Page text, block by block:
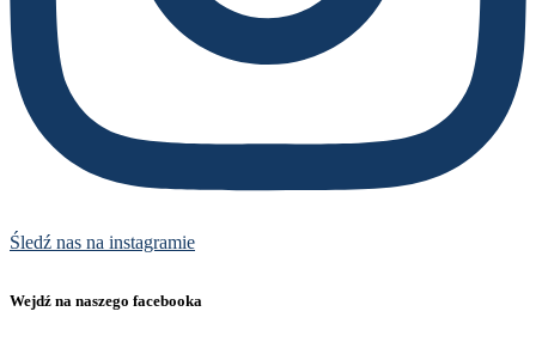
Śledź nas na instagramie
Wejdź na naszego facebooka